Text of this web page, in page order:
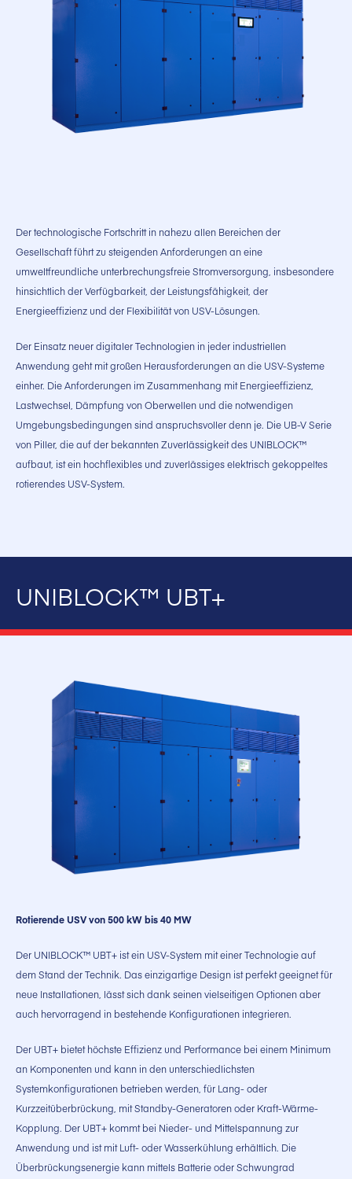
Der technologische Fortschritt in nahezu allen Bereichen der
Gesellschaft führt zu steigenden Anforderungen an eine
umweltfreundliche unterbrechungsfreie Stromversorgung, insbesondere
hinsichtlich der Verfügbarkeit, der Leistungsfähigkeit, der
Energieeffizienz und der Flexibilität von USV-Lösungen.
Der Einsatz neuer digitaler Technologien in jeder industriellen
Anwendung geht mit großen Herausforderungen an die USV-Systeme
einher. Die Anforderungen im Zusammenhang mit Energieeffizienz,
Lastwechsel, Dämpfung von Oberwellen und die notwendigen
Umgebungsbedingungen sind anspruchsvoller denn je. Die UB-V Serie
von Piller, die auf der bekannten Zuverlässigkeit des UNIBLOCK™
aufbaut, ist ein hochflexibles und zuverlässiges elektrisch gekoppeltes
rotierendes USV-System.
UNIBLOCK™ UBT+
Rotierende USV von 500 kW bis 40 MW
Der UNIBLOCK™ UBT+ ist ein USV-System mit einer Technologie auf
dem Stand der Technik. Das einzigartige Design ist perfekt geeignet für
neue Installationen, lässt sich dank seinen vielseitigen Optionen aber
auch hervorragend in bestehende Konfigurationen integrieren.
Der UBT+ bietet höchste Effizienz und Performance bei einem Minimum
an Komponenten und kann in den unterschiedlichsten
Systemkonfigurationen betrieben werden, für Lang- oder
Kurzzeitüberbrückung, mit Standby-Generatoren oder Kraft-Wärme-
Kopplung. Der UBT+ kommt bei Nieder- und Mittelspannung zur
Anwendung und ist mit Luft- oder Wasserkühlung erhältlich. Die
Überbrückungsenergie kann mittels Batterie oder Schwungrad